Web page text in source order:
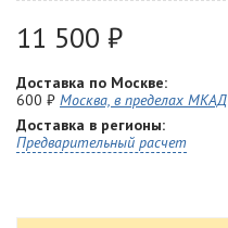
11 500 ₽
Доставка по Москве:
600 ₽ Москва, в пределах МКАД
Доставка в регионы:
Предварительный расчет